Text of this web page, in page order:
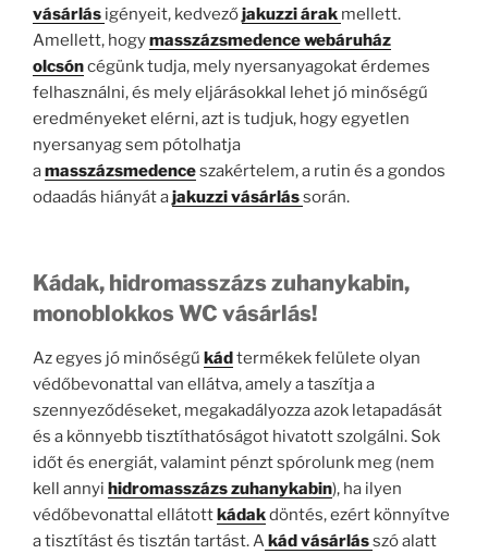
vásárlás igényeit, kedvezőjakuzzi árak mellett.
Amellett, hogymasszázsmedence webáruház
olcsóncégünk tudja, mely nyersanyagokat érdemes
felhasználni, és mely eljárásokkal lehet jó minőségű
eredményeket elérni, azt is tudjuk, hogy egyetlen
nyersanyag sem pótolhatja
amasszázsmedenceszakértelem, a rutin és a gondos
odaadás hiányát ajakuzzi vásárlássorán.
Kádak, hidromasszázs zuhanykabin,
monoblokkos WC vásárlás!
Az egyes jó minőségű kádtermékek felülete olyan
védőbevonattal van ellátva, amely a taszítja a
szennyeződéseket, megakadályozza azok letapadását
és a könnyebb tisztíthatóságot hivatott szolgálni. Sok
időt és energiát, valamint pénzt spórolunk meg (nem
kell annyi hidromasszázs zuhanykabin), ha ilyen
védőbevonattal ellátottkádakdöntés, ezért könnyítve
a tisztítást és tisztán tartást. Akád vásárlásszó alatt